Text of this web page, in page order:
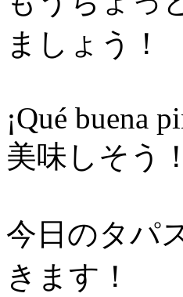
ましょう！
¡Qué buena
美味しそう
今日のタパ
きます！